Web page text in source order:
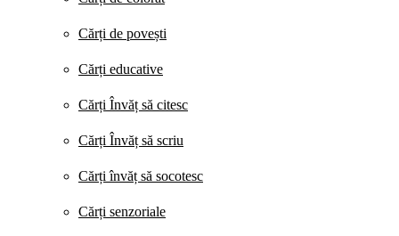
Cărți de povești
Cărți educative
Cărți Învăț să citesc
Cărți Învăț să scriu
Cărți învăț să socotesc
Cărți senzoriale